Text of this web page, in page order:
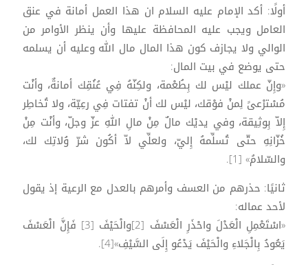
أولًا: أكد الإمام عليه السلام ان هذا العمل أمانة في عنق
العامل ويجب عليه المحافظة عليها وأن ينظر الأوامر من
الوالي ولا يجازف كون هذا المال مال الله وعليه أن يسلمه
حتى يوضع في بيت المال:
«وإِنّ عملك ليْس لك بِطُعْمة، ولكِنّهُ فِي عُنُقِك أمانةٌ، وأنْت
مُسْترْعىً لِمنْ فوْقك، ليْس لك أنْ تفتات فِي رعِيّة، ولا تُخاطِر
إِلاّ بِوثِيقة، وفي يديْك مالٌ مِنْ مالِ اللهِ عزّ وجلّ، وأنْت مِنْ
خُزّانِهِ حتّى تُسلِّمهُ إِليّ، ولعلِّي لاّ أكُون شرّ وُلاتِك لك،
والسّلامُ» [1].
ثانيًا: حذرهم من العسف وأمرهم بالعدل مع الرعية إذ يقول
لأحد عماله:
«اسْتَعْمِلِ الْعَدْلَ واحْذَرِ الْعَسْفَ [2]والْحَيْفَ [3] فَإِنَّ الْعَسْفَ
يَعُودُ بِالْجَلاءِ والْحَيْفَ يَدْعُو إِلَى السَّيْفِ»[4].